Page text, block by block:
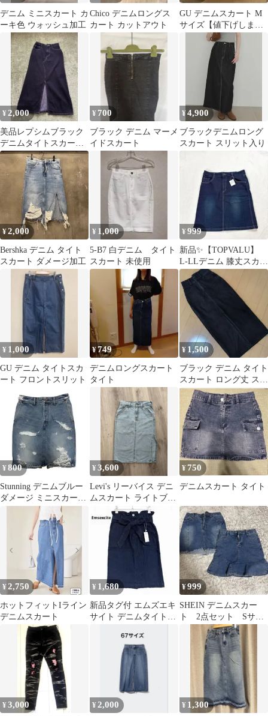
デニム ミニスカート カ
ーキ色 ウォッシュ加工
Chico デニムロングス
カート カットアウト
GU デニムスカート M
サイズ【値下げしまし
¥ 2,000
美品レプシムブラック
デニムタイトスカート
☆前スリット
¥ 700
ブラック デニム マーメ
イドスカート
¥4,900
ブラックデニムロング
スカート スリット入り
¥2,000
Bershka デニム タイト
スカート ダメージ加工
¥ 1,000
5-B7 白デニム タイト
スカート 未使用
¥999
新品✨【TOPVALU】
L-LLデニム 膝丈スカー
ト インディゴ
¥ 1,000
GU デニム タイトスカ
ート フロントスリット
¥749
デニムロングスカート
タイト
¥ 1,500
ブラック デニム タイト
スカート ロング丈 スリ
ット入り
¥ 800
Stunning デニムブルー
ダメージ ミニスカート
タイトスカート Y2K
¥3,600
Levi's リーバイス デニ
ムスカート ライトブル
ー S フロントスリット
25
¥750
デニムスカート タイト
¥2,750
ホットフィットIライン
デニムスカート
¥ 1,680
新品タグ付 エムズエキ
サイト デニムタイトス
ン ベイカー
¥999
SHEIN デニムスカー
ト 2点セット Sサイ
¥3,000 ¥ 2,000 ¥ 1,300